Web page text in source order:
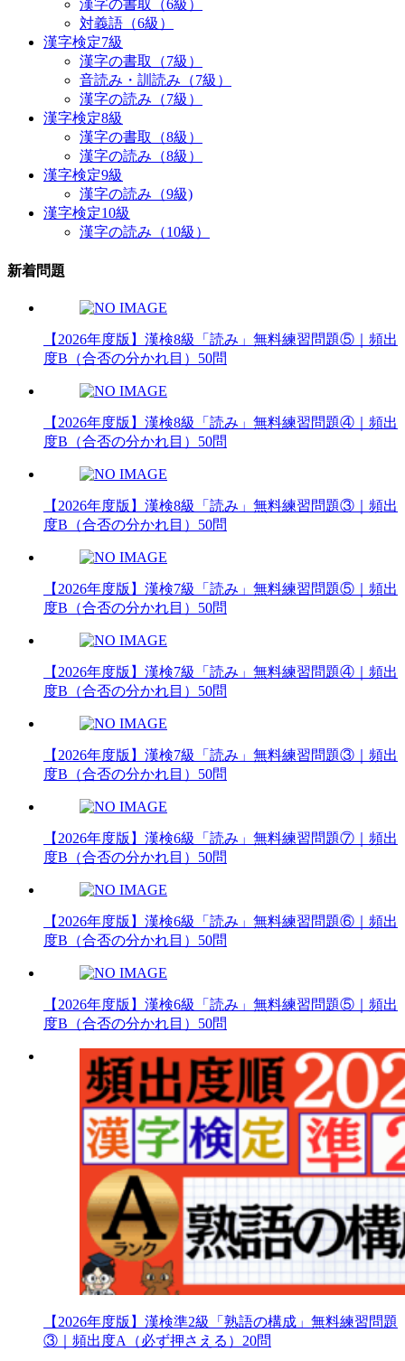
漢字の書取（6級）
対義語（6級）
漢字検定7級
漢字の書取（7級）
音読み・訓読み（7級）
漢字の読み（7級）
漢字検定8級
漢字の書取（8級）
漢字の読み（8級）
漢字検定9級
漢字の読み（9級)
漢字検定10級
漢字の読み（10級）
新着問題
【2026年度版】漢検8級「読み」無料練習問題⑤｜頻出
度B（合否の分かれ目）50問
【2026年度版】漢検8級「読み」無料練習問題④｜頻出
度B（合否の分かれ目）50問
【2026年度版】漢検8級「読み」無料練習問題③｜頻出
度B（合否の分かれ目）50問
【2026年度版】漢検7級「読み」無料練習問題⑤｜頻出
度B（合否の分かれ目）50問
【2026年度版】漢検7級「読み」無料練習問題④｜頻出
度B（合否の分かれ目）50問
【2026年度版】漢検7級「読み」無料練習問題③｜頻出
度B（合否の分かれ目）50問
【2026年度版】漢検6級「読み」無料練習問題⑦｜頻出
度B（合否の分かれ目）50問
【2026年度版】漢検6級「読み」無料練習問題⑥｜頻出
度B（合否の分かれ目）50問
【2026年度版】漢検6級「読み」無料練習問題⑤｜頻出
度B（合否の分かれ目）50問
【2026年度版】漢検準2級「熟語の構成」無料練習問題
③｜頻出度A（必ず押さえる）20問